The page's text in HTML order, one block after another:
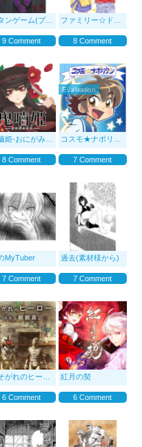
ンゲーム(プロトタイプ)
9 Comment
ファミリー☆ドーリィ
8 Comment
姫-おにがみひめ-
8 Comment
コスモ★ナポリタン
Evaluation
7 Comment
件
MyTuber
7 Comment
過去(素材様から)
7 Comment
がれのヒーロー、それと戦闘員。
6 Comment
紅月の契
6 Comment